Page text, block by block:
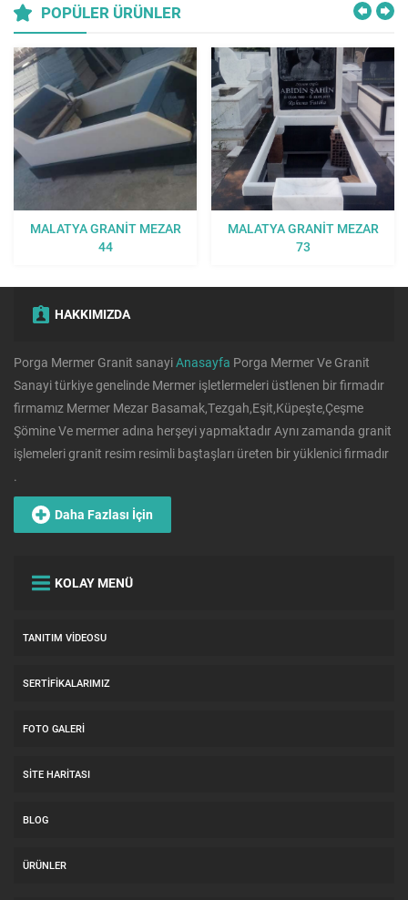
POPÜLER ÜRÜNLER
MALATYA GRANIT MEZAR
44
MALATYA GRANIT MEZAR
73
HAKKIMIZDA
Porga Mermer Granit sanayiAnasayfa Porga Mermer Ve Granit
Sanayi türkiye genelinde Mermer işletlermeleri üstlenen bir firmadır
firmamız Mermer Mezar Basamak,Tezgah,Eşit,Küpeşte,Çeşme
Şömine Ve mermer adına herşeyi yapmaktadır Aynı zamanda granit
işlemeleri granit resim resimli baştaşları üreten bir yüklenici firmadır
.
Daha Fazlası İçin
KOLAY MENÜ
TANITIM VIDEOSU
SERTIFIKALARIMIZ
FOTO GALERI
SITE HARITASI
BLOG
ÜRÜNLER